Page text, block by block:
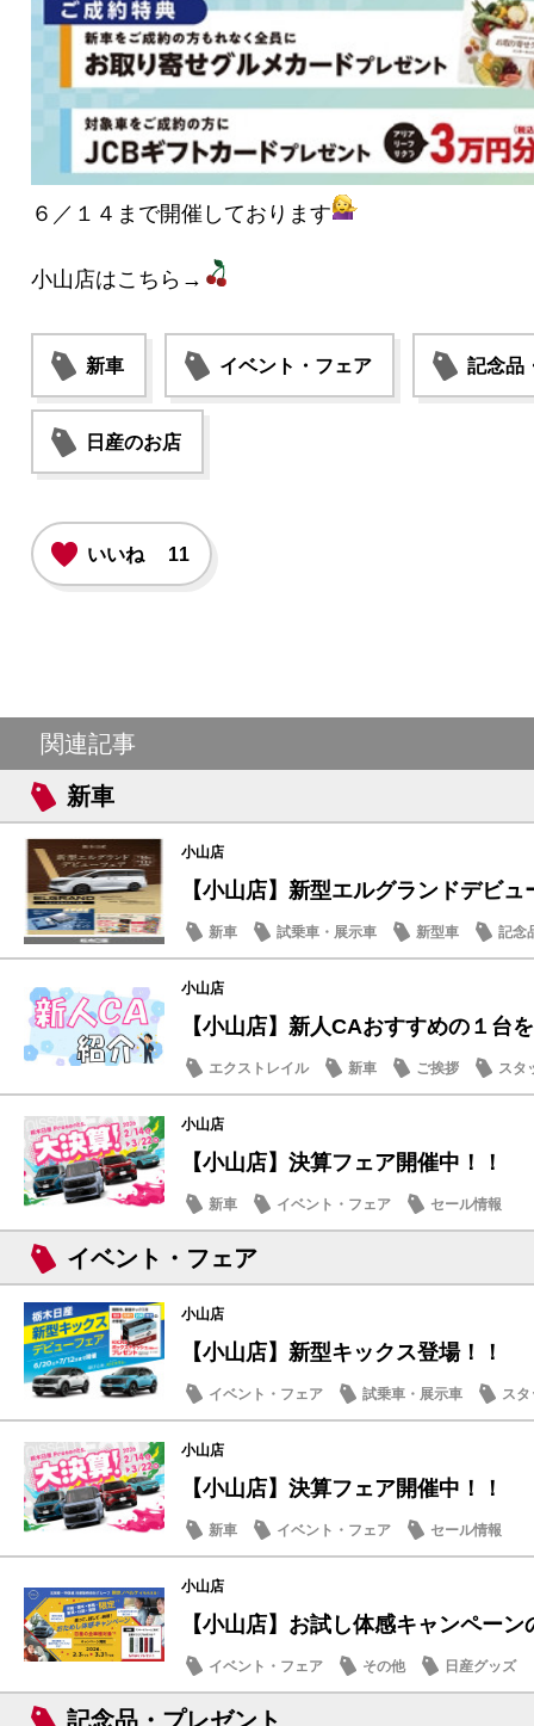
６／１４まで開催しております
小山店はこちら→
新車 イベント・フェア 記念品
日産のお店
いいね 11
関連記事
新車
小山店
【小山店】新型エルグランドデビュ
新車 試乗車・展示車 新型車 記念
小山店
【小山店】新人CAおすすめの１台
エクストレイル 新車 ご挨拶 スタ
小山店
【小山店】決算フェア開催中！！
新車 イベント・フェア セール情報
イベント・フェア
小山店
【小山店】新型キックス登場！！
イベント・フェア 試乗車・展示車 ス
小山店
【小山店】決算フェア開催中！！
新車 イベント・フェア セール情報
小山店
【小山店】お試し体感キャンペー
イベント・フェア その他 日産グッズ
記念品・プレゼント